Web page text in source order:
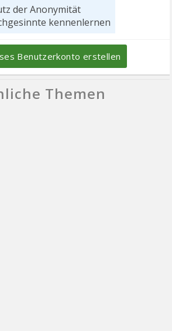
der Anonymität
kennenlernen
Benutzerkonto erstellen
Themen